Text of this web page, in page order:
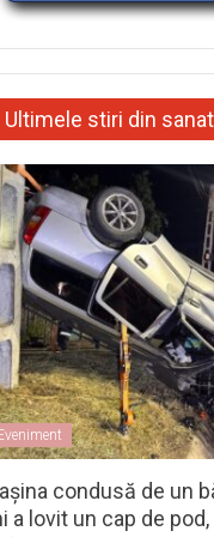
Ultimele stiri din
condusă de un
a lovit un cap de